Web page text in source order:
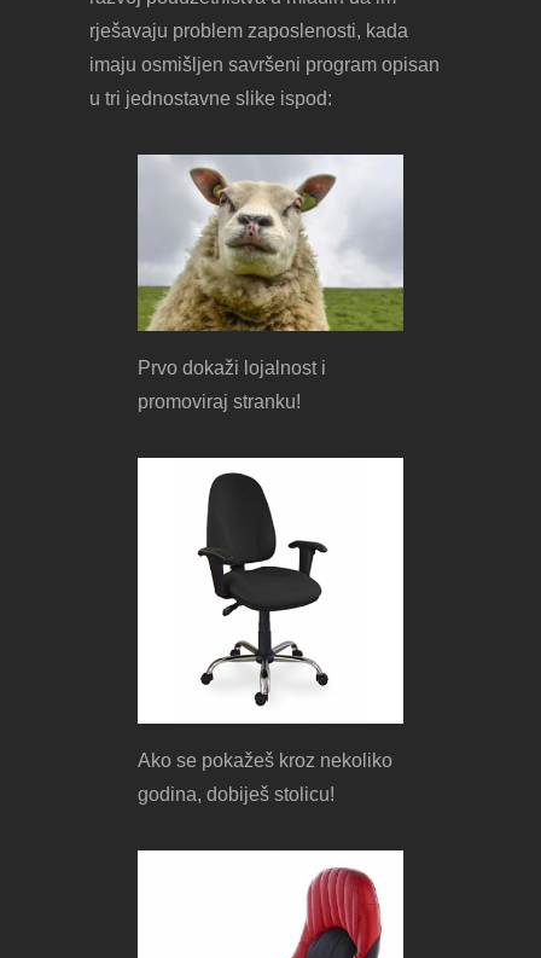
rješavaju problem zaposlenosti, kada
imaju osmišljen savršeni program opisan
u tri jednostavne slike ispod:
Prvo dokaži lojalnost i
promoviraj stranku!
Ako se pokažeš kroz nekoliko
godina, dobiješ stolicu!